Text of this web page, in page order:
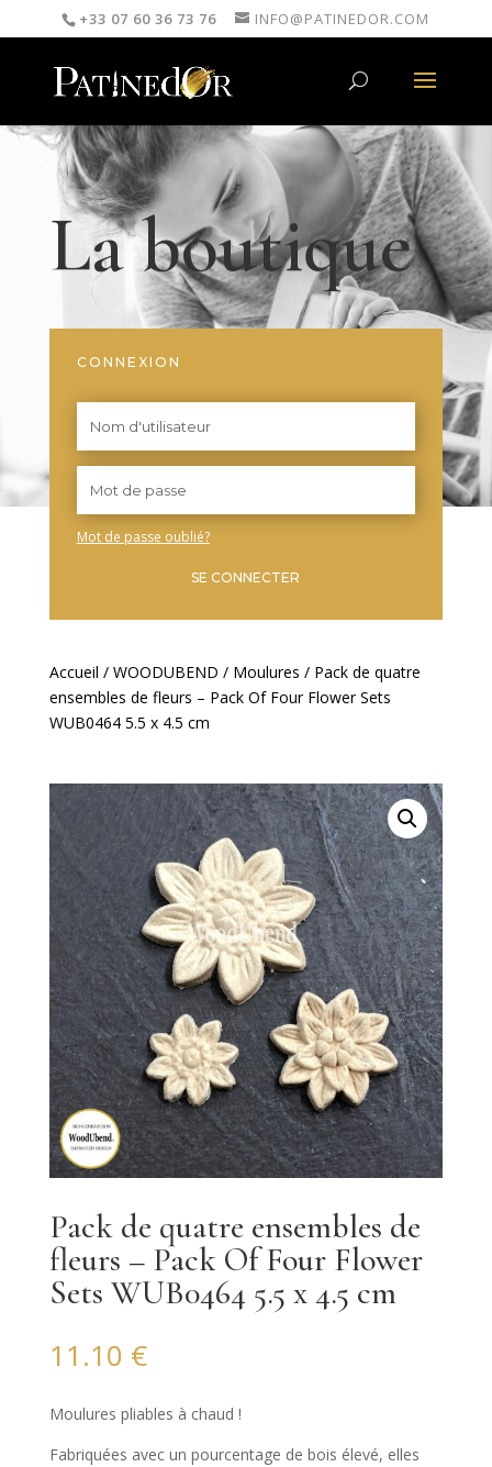
+33 07 60 36 73 76 INFO@PATINEDOR.COM
La boutique
CONNEXION
Mot de passe oublié?
SE CONNECTER
Accueil / WOODUBEND / Moulures / Pack de quatre
ensembles de fleurs – Pack Of Four Flower Sets
WUB0464 5.5 x 4.5 cm
Pack de quatre ensembles de
fleurs – Pack Of Four Flower
Sets WUB0464 5.5 x 4.5 cm
11.10 €
Moulures pliables à chaud !
Fabriquées avec un pourcentage de bois élevé, elles